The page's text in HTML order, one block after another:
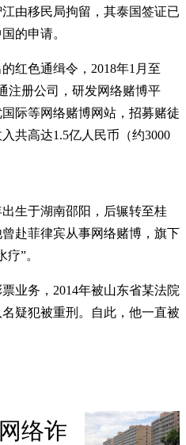
由移民局拘留，其泰国签证已
的申请。
红色通缉令，2018年1月至
注册公司，研发网络赌博平
际等网络赌博网站，招募赌徒
共高达1.5亿人民币（约3000
生于湖南邵阳，后辗转至桂
赴菲律宾从事网络赌博，旗下
”。
业务，2014年被山东省某法院
疑犯被重刑。自此，他一直被
络诈